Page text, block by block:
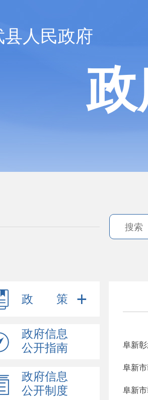
县人民政府
政 策
政府信息
公开指南
政府信息
公开制度
阜新
阜新
阜新